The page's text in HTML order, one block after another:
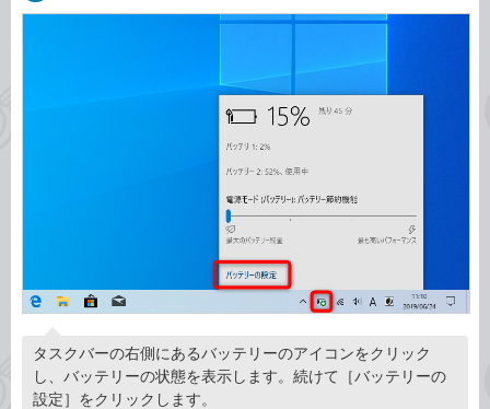
タスクバーの右側にあるバッテリーのアイコンをクリック
し、バッテリーの状態を表示します。続けて［バッテリーの
設定］をクリックします。